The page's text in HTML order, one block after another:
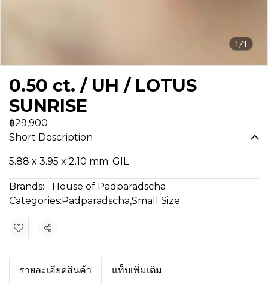
1/1
0.50 ct. / UH / LOTUS
SUNRISE
฿29,900
Short Description
5.88 x 3.95 x 2.10 mm. GIL
Brands:
House of Padparadscha
Categories:Padparadscha,Small Size
Share
รายละเอียดสินค้า แท็บเพิ่มเติม